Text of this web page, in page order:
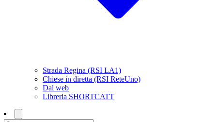
Strada Regina (RSI LA1)
Chiese in diretta (RSI ReteUno)
Dal web
Libreria SHORTCATT